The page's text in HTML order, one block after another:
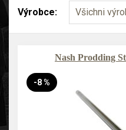
Výrobce: Všichni
Nash Prodding
-8 %